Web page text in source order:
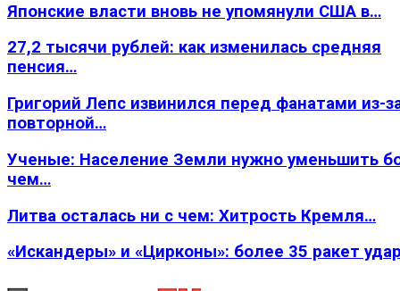
Японские власти вновь не упомянули США в…
27,2 тысячи рублей: как изменилась средняя
пенсия…
Григорий Лепс извинился перед фанатами из-
повторной…
Ученые: Население Земли нужно уменьшить
чем…
Литва осталась ни с чем: Хитрость Кремля…
«Искандеры» и «Цирконы»: более 35 ракет